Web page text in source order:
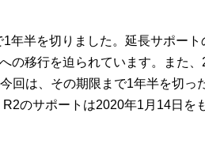
半を切りました。延長サポー
の移行を迫られています。また
回は、その期限まで1年半を切っ
のサポートは2020年1月14日を